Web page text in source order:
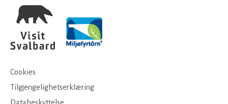
Cookies
Tilgjengelighetserklæring